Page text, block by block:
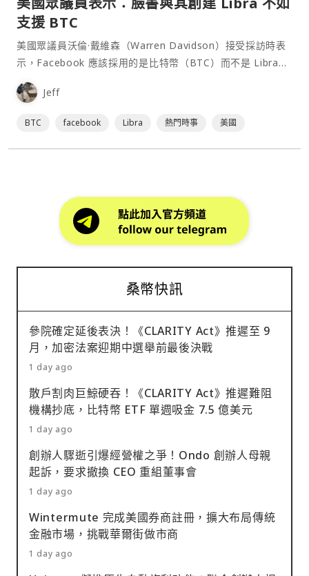
支援 BTC
美國眾議員沃倫·戴維森（Warren Davidson）接受採訪時表
示，Facebook 應該採用的是比特幣（BTC）而不是 Libra，
科技巨頭發行貨幣等⋯
Jeff
BTC facebook Libra 熱門時事 美國
桑幣快訊
參院確定延後表決！《CLARITY Act》推遲至 9
月，加密法案迎期中選舉前最後決戰
1 day ago
散戶割肉巨鯨硬吞！《CLARITY Act》推遲難阻
機構抄底，比特幣 ETF 單週吸金 7.5 億美元
1 day ago
創辦人驟逝引爆經營權之爭！Ondo 創辦人母親
起訴，要求撤換 CEO 重組董事會
1 day ago
Wintermute 完成美國券商註冊，擴大布局傳統
金融市場，挑戰華爾街做市商
1 day ago